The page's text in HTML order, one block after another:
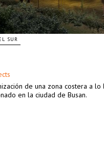
SUR
de una zona costera a
en la ciudad de Busan.